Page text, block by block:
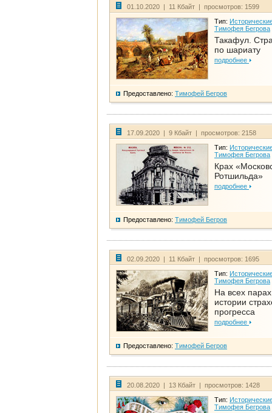
01.10.2020 | 11 Кбайт | просмотров: 1599
Тип:
Тимофея Бегрова
Такафул.
по шариату
подробнее
Предоставлено: Тимофей Бегров
17.09.2020 | 9 Кбайт | просмотров: 2158
Тип:
Тимофея Бегрова
Крах
Ротшильда»
подробнее
Предоставлено: Тимофей Бегров
02.09.2020 | 11 Кбайт | просмотров: 1695
Тип:
Тимофея Бегрова
На всех
истории
прогресса
подробнее
Предоставлено: Тимофей Бегров
20.08.2020 | 13 Кбайт | просмотров: 1428
Тип:
Тимофея Бегрова